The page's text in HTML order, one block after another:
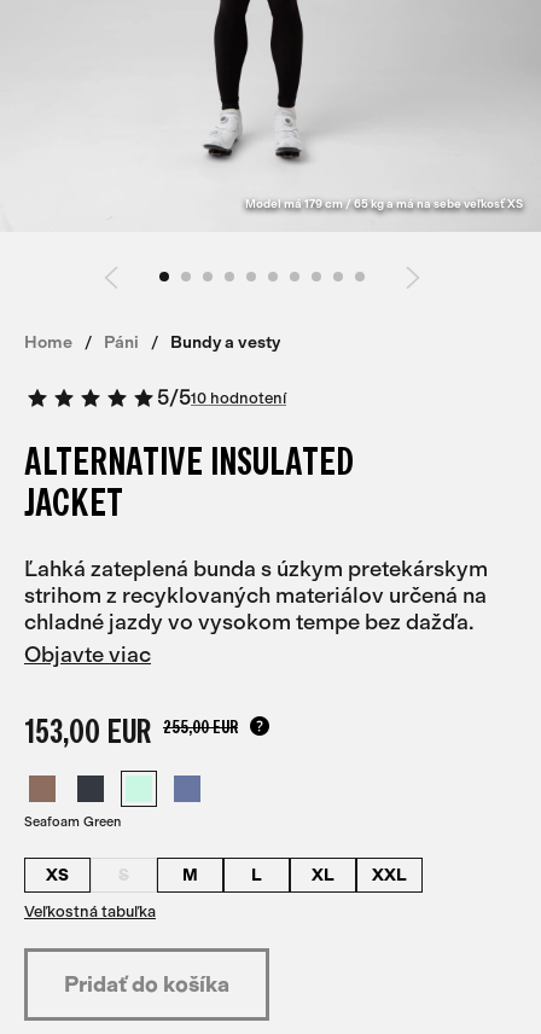
Model má 179 cm / 65 kg a má na sebe veľkosť XS
Home Páni Bundy a vesty
5/510 hodnotení
ALTERNATIVE INSULATED
JACKET
Ľahká zateplená bunda s úzkym pretekárskym
strihom z recyklovaných materiálov určená na
chladné jazdy vo vysokom tempe bez dažďa.
Objavte viac
153,00 EUR 255,00 EUR
Seafoam Green
XS S M L XL XXL
Veľkostná tabuľka